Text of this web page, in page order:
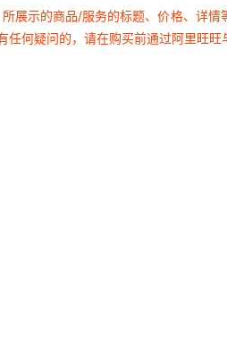
示的商品/服务的标题、价格、详
何疑问的，请在购买前通过阿里旺